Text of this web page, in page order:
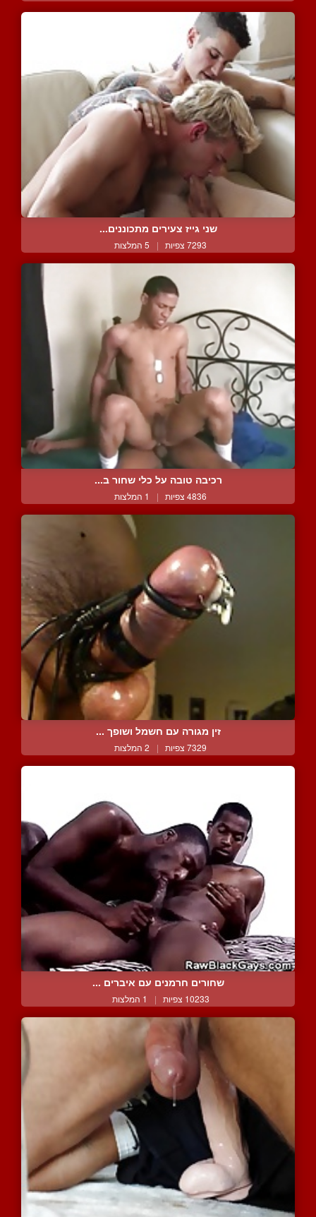
שני גייז צעירים מתכוננים...
7293 צפיות | 5 המלצות
רכיבה טובה על כלי שחור ב...
4836 צפיות | 1 המלצות
זין מגורה עם חשמל ושופך ...
7329 צפיות | 2 המלצות
שחורים חרמנים עם איברים ...
10233 צפיות | 1 המלצות